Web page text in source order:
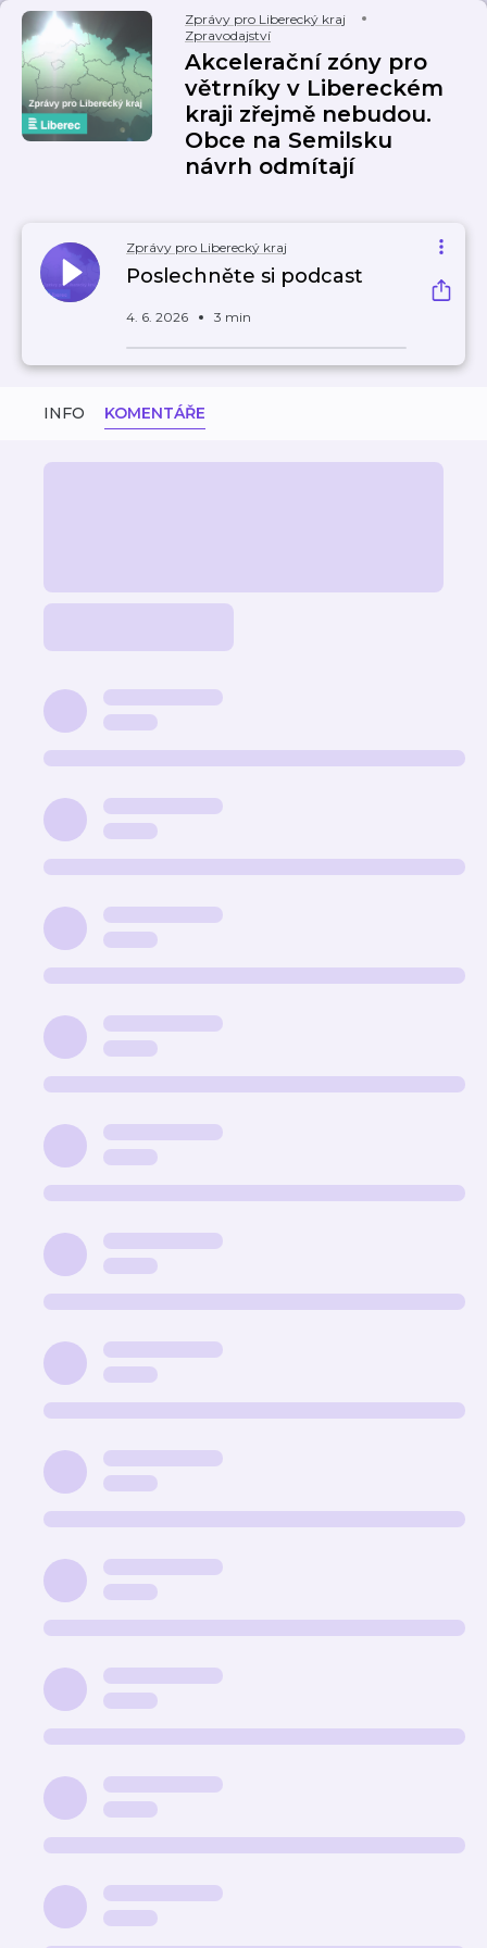
Zprávy pro Liberecký kraj
Zpravodajství
Akcelerační zóny pro
větrníky v Libereckém
kraji zřejmě nebudou.
Obce na Semilsku
návrh odmítají
Zprávy pro Liberecký kraj
Poslechněte si podcast
4. 6. 2026 3 min
INFO KOMENTÁŘE